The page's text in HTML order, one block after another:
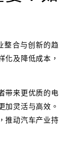
整合与创新的趋
化及降低成本，
带来更优质的电
加灵活与高效。
推动汽车产业持